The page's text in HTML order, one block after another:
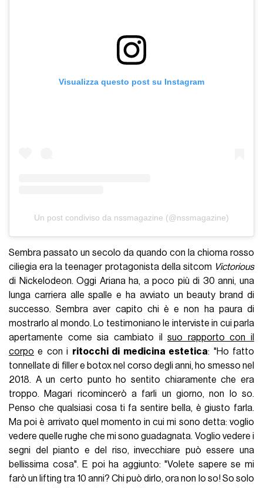
Visualizza questo post su Instagram
Un post condiviso da nssmagazine (@nssmagazine)
Sembra passato un secolo da quando con la chioma rosso
ciliegia era la teenager protagonista della sitcom Victorious
di Nickelodeon. Oggi Ariana ha, a poco più di 30 anni, una
lunga carriera alle spalle e ha avviato un beauty brand di
successo. Sembra aver capito chi è e non ha paura di
mostrarlo al mondo. Lo testimoniano le interviste in cui parla
apertamente come sia cambiato ilsuo rapporto con il
corpo e con i ritocchi di medicina estetica: "Ho fatto
tonnellate di filler e botox nel corso degli anni, ho smesso nel
2018. A un certo punto ho sentito chiaramente che era
troppo. Magari ricomincerò a farli un giorno, non lo so.
Penso che qualsiasi cosa ti fa sentire bella, è giusto farla.
Ma poi è arrivato quel momento in cui mi sono detta: voglio
vedere quelle rughe che mi sono guadagnata. Voglio vedere i
segni del pianto e del riso, invecchiare può essere una
bellissima cosa". E poi ha aggiunto: "Volete sapere se mi
farò un lifting tra 10 anni? Chi può dirlo, ora non lo so! So solo